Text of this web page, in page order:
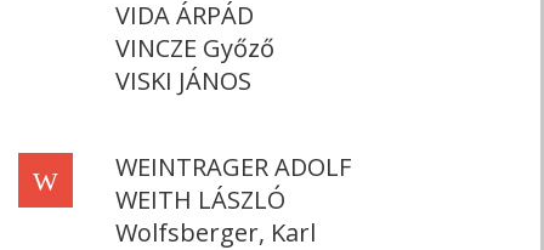
VIDA ÁRPÁD
VINCZE Győző
VISKI JÁNOS
W
WEINTRAGER ADOLF
WEITH LÁSZLÓ
Wolfsberger, Karl